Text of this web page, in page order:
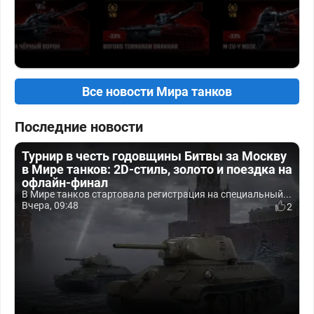
Все новости Мира танков
Последние новости
Турнир в честь годовщины Битвы за Москву
в Мире танков: 2D-стиль, золото и поездка на
офлайн-финал
В Мире танков стартовала регистрация на специальный...
Вчера, 09:48
2